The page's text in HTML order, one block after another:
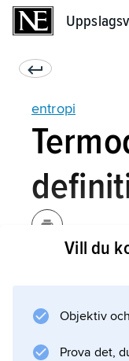
entropi
temperatur)
sätt tillståndet
mellan två
Vill du
Objektiv
Prova det,